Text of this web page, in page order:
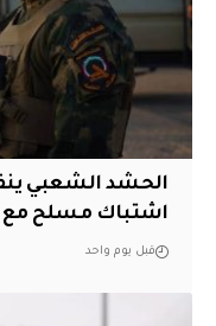
الحشد الشعبي
اشتباك مسلح مع
قبل يوم واحد